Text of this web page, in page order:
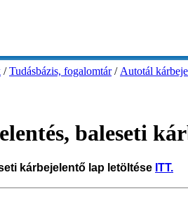
/Tudásbázis, fogalomtár/ Autotál
baleseti
kárbejelentő lap letöltése ITT.